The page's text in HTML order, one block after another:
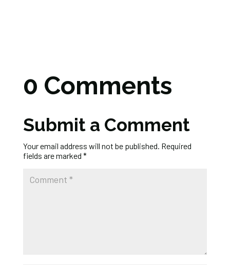
0 Comments
Submit a Comment
Your email address will not be published. Required
fields are marked *